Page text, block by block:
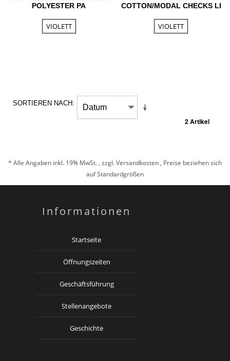
POLYESTER PA
VIOLETT
COTTON/MODAL CHECKS LI
VIOLETT
SORTIEREN NACH
2 Artikel
* Alle Angaben inkl. 19% MwSt. , zzgl.Versandkosten , Preise beziehen sich
auf Standardgrößen
Informationen
Startseite
Öffnungszeiten
Geschäftsführung
Stellenangebote
Geschichte